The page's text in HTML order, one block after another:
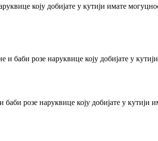
коју добијате у кутији имате
баби розе наруквице коју добијате у
розе наруквице коју добијате у